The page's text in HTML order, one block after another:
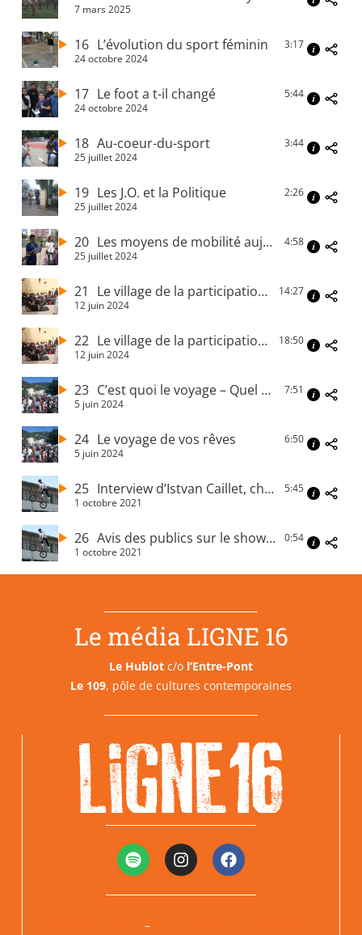
7 mars 2025
16 L’évolution du sport féminin
24 octobre 2024
3:17
17 Le foot a t-il changé
24 octobre 2024
5:44
18 Au-coeur-du-sport
25 juillet 2024
3:44
19 Les J.O. et la Politique
25 juillet 2024
2:26
20 Les moyens de mobilité aujourd’hui
25 juillet 2024
4:58
21 Le village de la participation – Episode#1
12 juin 2024
14:27
22 Le village de la participation – Episode#2
12 juin 2024
18:50
23 C’est quoi le voyage – Quel est l’intérêt d’un voyage
5 juin 2024
7:51
24 Le voyage de vos rêves
5 juin 2024
6:50
25 Interview d’Istvan Caillet, champion de France de BMX
1 octobre 2021
5:45
26 Avis des publics sur le show BMX
1 octobre 2021
0:54
Le média LIGNE 16
Le Hublot c/o l’Entre-Pont
Le 109, pôle de cultures contemporaines
–